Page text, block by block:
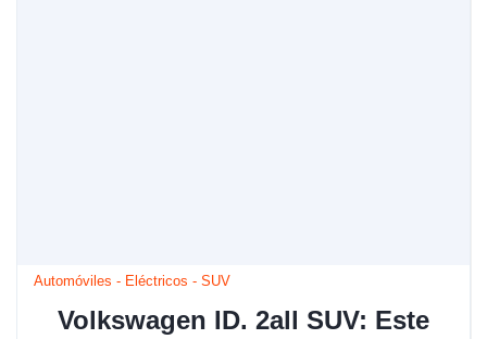
Automóviles - Eléctricos - SUV
Volkswagen ID. 2all SUV: Este